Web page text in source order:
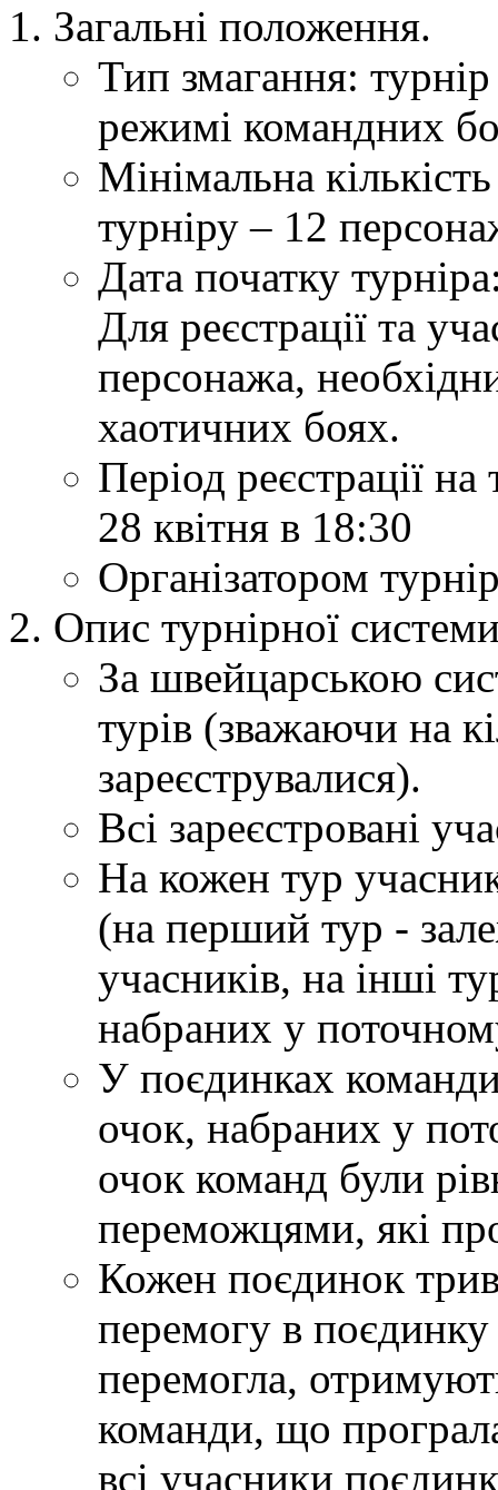
Загальні положення.
Тип змагання:
режимі командних
Мінімальна
турніру – 12
Дата початку
Для реєстрації та
персонажа,
хаотичних боях.
Період реєстрації
28 квітня в 18:30
Організатором
Опис турнірної
За швейцарською
турів (зважаючи на
зареєструвалися).
Всі зареєстровані
На кожен тур
(на перший тур -
учасників, на інші
набраних у
У поєдинках
очок, набраних у
очок команд були
переможцями, які
Кожен поєдинок
перемогу в
перемогла,
команди, що
всі учасники